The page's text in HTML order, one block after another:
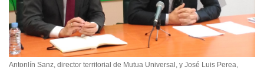
Antonlín Sanz, director territorial de Mutua Universal, y José Luis Perea,